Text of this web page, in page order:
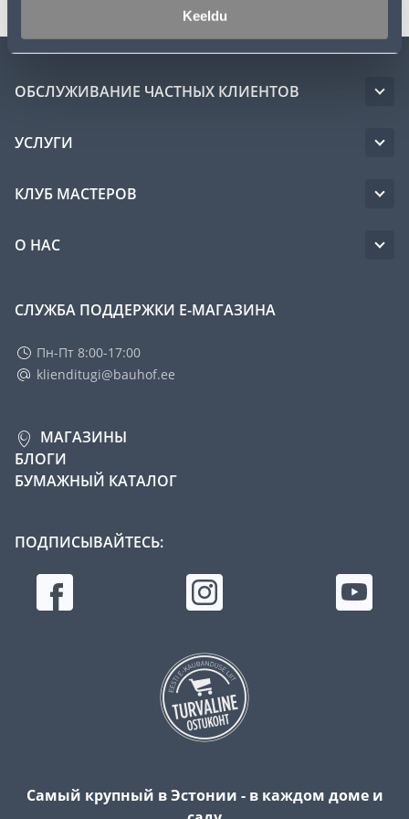
Keeldu
ОБСЛУЖИВАНИЕ ЧАСТНЫХ КЛИЕНТОВ
УСЛУГИ
КЛУБ МАСТЕРОВ
О НАС
СЛУЖБА ПОДДЕРЖКИ Е-МАГАЗИНА
Пн-Пт 8:00-17:00
klienditugi@bauhof.ee
МАГАЗИНЫ
БЛОГИ
БУМАЖНЫЙ КАТАЛОГ
ПОДПИСЫВАЙТЕСЬ:
Самый крупный в Эстонии - в каждом доме и